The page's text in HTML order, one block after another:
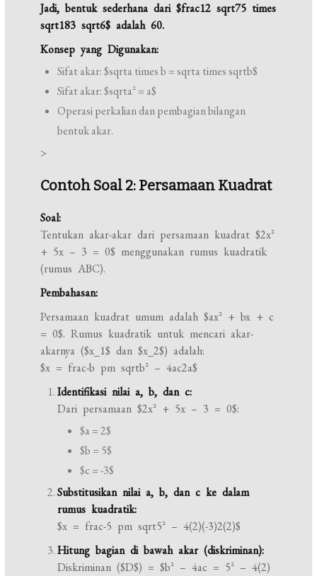
Jadi, bentuk sederhana dari $frac12 sqrt75 times
sqrt183 sqrt6$ adalah 60.
Konsep yang Digunakan:
Sifat akar: $sqrta times b = sqrta times sqrtb$
Sifat akar: $sqrta^2 = a$
Operasi perkalian dan pembagian bilangan
bentuk akar.
>
Contoh Soal 2: Persamaan Kuadrat
Soal:
Tentukan akar-akar dari persamaan kuadrat $2x^2
+ 5x – 3 = 0$ menggunakan rumus kuadratik
(rumus ABC).
Pembahasan:
Persamaan kuadrat umum adalah $ax^2 + bx + c
= 0$. Rumus kuadratik untuk mencari akar-
akarnya ($x_1$ dan $x_2$) adalah:
$x = frac-b pm sqrtb^2 – 4ac2a$
Identifikasi nilai a, b, dan c:
Dari persamaan $2x^2 + 5x – 3 = 0$:
$a = 2$
$b = 5$
$c = -3$
Substitusikan nilai a, b, dan c ke dalam
rumus kuadratik:
$x = frac-5 pm sqrt5^2 – 4(2)(-3)2(2)$
Hitung bagian di bawah akar (diskriminan):
Diskriminan ($D$) = $b^2 – 4ac = 5^2 – 4(2)